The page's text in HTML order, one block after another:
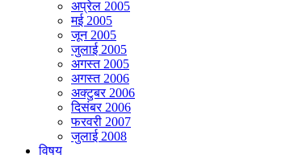
अप्रेल 2005
मई 2005
जून 2005
जुलाई 2005
अगस्त 2005
अगस्त 2006
अक्टुबर 2006
दिसंबर 2006
फरवरी 2007
जुलाई 2008
विषय